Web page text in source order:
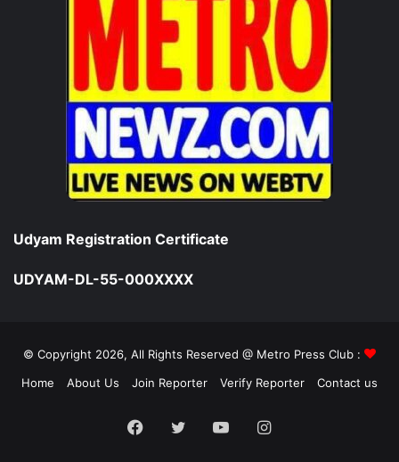
Udyam Registration Certificate
UDYAM-DL-55-000XXXX
© Copyright 2026, All Rights Reserved @ Metro Press Club :
Home
About Us Join Reporter Verify Reporter Contact us
Facebook
TwitterYouTubeInstagram